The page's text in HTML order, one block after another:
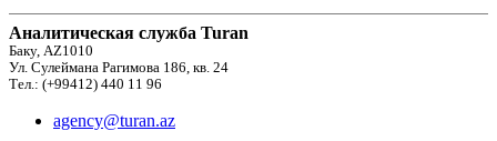
Аналитическая служба Turan
Баку, AZ1010
Ул. Сулеймана Рагимова 186, кв. 24
Тел.: (+99412) 440 11 96
agency@turan.az